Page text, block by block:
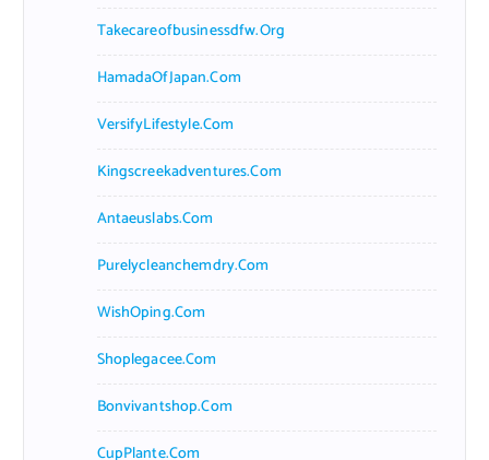
Takecareofbusinessdfw.org
HamadaOfJapan.com
VersifyLifestyle.com
Kingscreekadventures.com
Antaeuslabs.com
Purelycleanchemdry.com
WishOping.com
Shoplegacee.com
Bonvivantshop.com
CupPlante.com